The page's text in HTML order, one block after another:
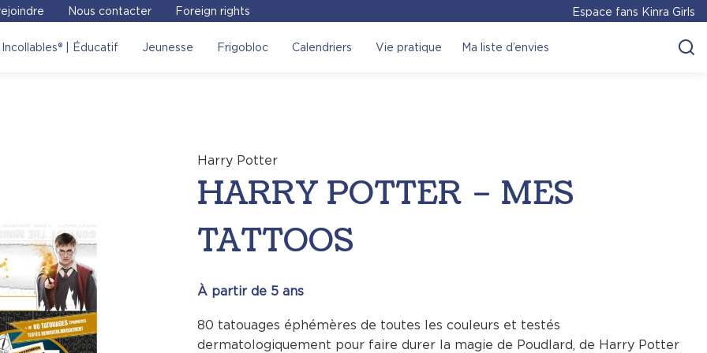
Nous contacter Foreign rights Espace fans Kinra Girls
Incollables® | Éducatif Jeunesse Frigobloc Calendriers Vie pratique Ma liste d’envies
Harry Potter
HARRY POTTER – MES
TATTOOS
À partir de 5 ans
80 tatouages éphémères de toutes les couleurs et testés
dermatologiquement pour faire durer la magie de Poudlard, de Harry Potter
des libraires !